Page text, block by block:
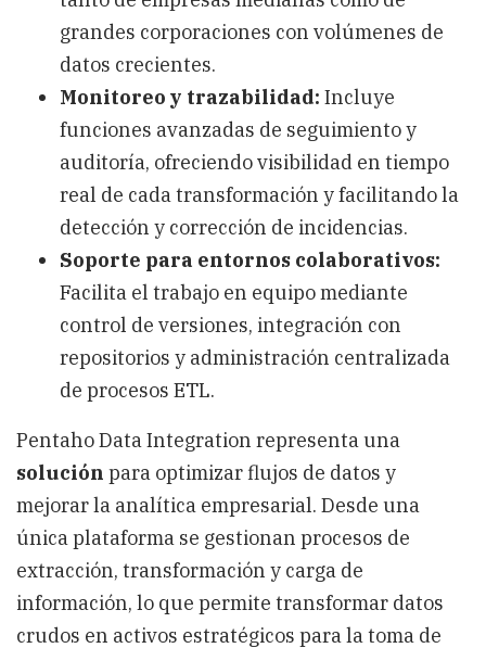
grandes corporaciones con volúmenes de
datos crecientes.
Monitoreo y trazabilidad: Incluye
funciones avanzadas de seguimiento y
auditoría, ofreciendo visibilidad en tiempo
real de cada transformación y facilitando la
detección y corrección de incidencias.
Soporte para entornos colaborativos:
Facilita el trabajo en equipo mediante
control de versiones, integración con
repositorios y administración centralizada
de procesos ETL.
Pentaho Data Integration representa una
solución para optimizar flujos de datos y
mejorar la analítica empresarial. Desde una
única plataforma se gestionan procesos de
extracción, transformación y carga de
información, lo que permite transformar datos
crudos en activos estratégicos para la toma de